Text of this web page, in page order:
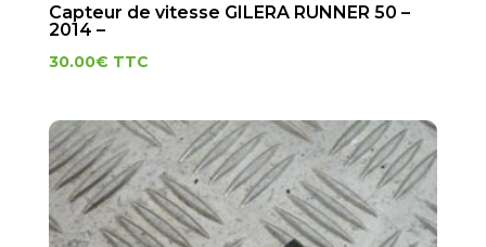
Capteur de vitesse GILERA RUNNER 50 –
2014 –
30.00€ TTC